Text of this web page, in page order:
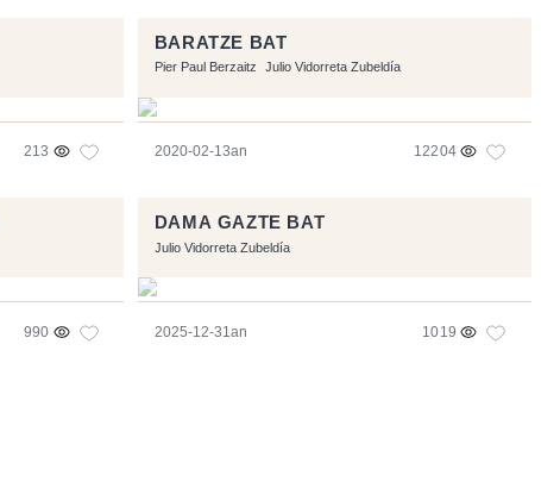
213
BARATZE BAT
Pier Paul Berzaitz Julio Vidorreta Zubeldía
2020-02-13an 12204
990
DAMA GAZTE BAT
Julio Vidorreta Zubeldía
2025-12-31an 1019